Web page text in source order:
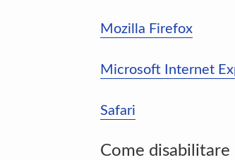
Mozilla Firefox
Microsoft Internet
Safari
Come